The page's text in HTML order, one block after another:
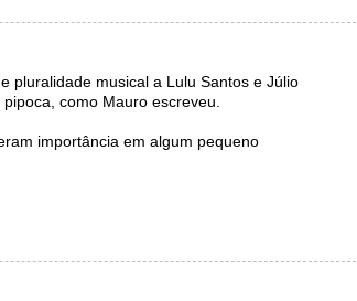
pluralidade musical a Lulu Santos e Júlio
como Mauro escreveu.
importância em algum pequeno